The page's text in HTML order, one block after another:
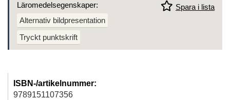
Spara i lista
Läromedelsegenskaper:
Alternativ bildpresentation
Tryckt punktskrift
ISBN-/artikelnummer:
9789151107356